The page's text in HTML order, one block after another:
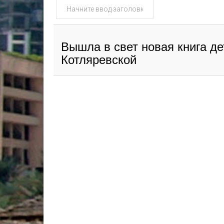
Начните
ввод
метки
Вышла в свет новая книга
Котляревской